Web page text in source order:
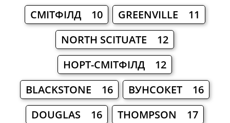
СМІТФІЛД 10
GREENVILLE 11
NORTH SCITUATE 12
НОРТ-СМІТФІЛД 12
BLACKSTONE 16
ВУНСОКЕТ 16
DOUGLAS 16
THOMPSON 17